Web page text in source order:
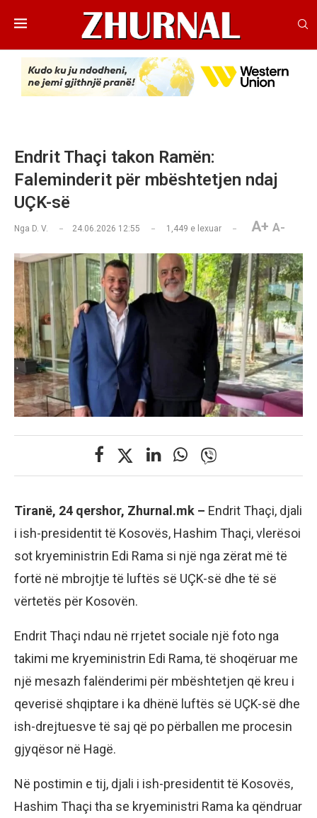
Endrit Thaçi takon Ramën:
Faleminderit për mbështetjen ndaj
UÇK-së
Nga D. V. 24.06.2026 12:55 1,449 e lexuar A+ A-
Tiranë, 24 qershor, Zhurnal.mk – Endrit Thaçi, djali
i ish-presidentit të Kosovës, Hashim Thaçi, vlerësoi
sot kryeministrin Edi Rama si një nga zërat më të
fortë në mbrojtje të luftës së UÇK-së dhe të së
vërtetës për Kosovën.
Endrit Thaçi ndau në rrjetet sociale një foto nga
takimi me kryeministrin Edi Rama, të shoqëruar me
një mesazh falënderimi për mbështetjen që kreu i
qeverisë shqiptare i ka dhënë luftës së UÇK-së dhe
ish-drejtuesve të saj që po përballen me procesin
gjyqësor në Hagë.
Në postimin e tij, djali i ish-presidentit të Kosovës,
Hashim Thaçi tha se kryeministri Rama ka qëndruar